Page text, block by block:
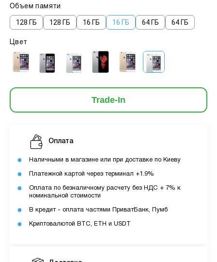
Объем памяти
128 ГБ 128 ГБ 16 ГБ 16 ГБ 64 ГБ 64 ГБ
Цвет
Trade-In
Оплата
Наличными в магазине или при доставке по Киеву
Платежной картой через терминал +1.9%
Оплата по безналичному расчету без НДС + 7% к
номинальной стоимости
В кредит - оплата частями ПриватБанк, Пумб
Криптовалютой BTC, ETH и USDT